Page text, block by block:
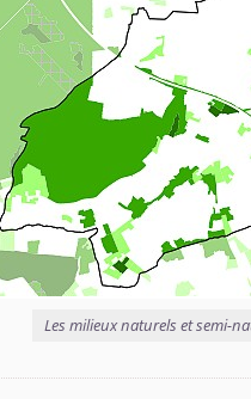
Les milieux naturels et semi-